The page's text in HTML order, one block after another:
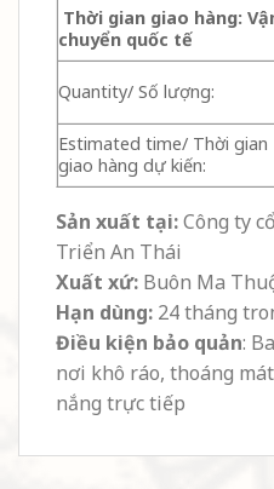
Thời gian giao hàng:
chuyển quốc tế
Quantity/ Số lượng:
Estimated time/ Thời gian
giao hàng dự kiến:
Sản xuất tại:Công ty
Triển An Thái
Xuất xứ: Buôn Ma
Hạn dùng: 24 tháng
Điều kiện bảo quản:
nơi khô ráo, thoáng
nắng trực tiếp